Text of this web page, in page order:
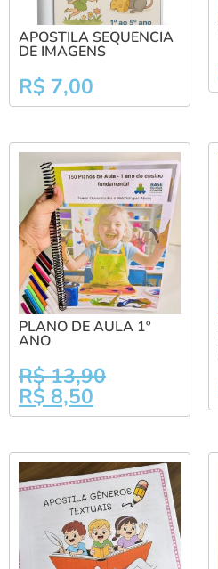
APOSTILA SEQUENCIA
DE IMAGENS
R$ 7,00
PLANO DE AULA 1º
ANO
R$13,90
R$ 8,50